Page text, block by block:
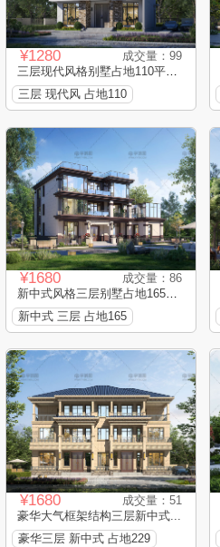
¥1280
成交量：99
三层现代风格别墅占地110平框...
三层 现代风 占地110
¥1680
成交量：86
新中式风格三层别墅占地165平...
新中式 三层 占地165
¥1680
成交量：51
豪华大气框架结构三层新中式...
豪华三层 新中式 占地229